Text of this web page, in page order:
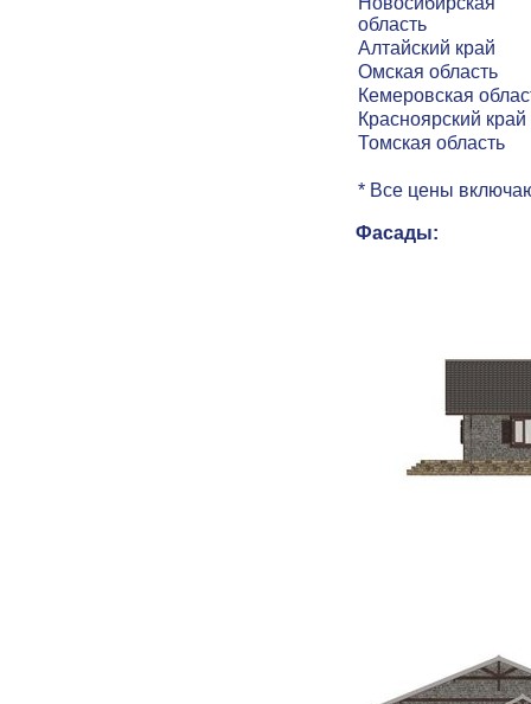
область
Алтайский край
Омская область
Кемеровская
Красноярский край
Томская область
* Все цены
Фасады: